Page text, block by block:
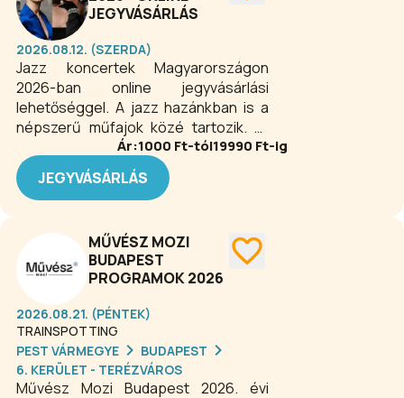
JEGYVÁSÁRLÁS
2026.08.12. (SZERDA)
Jazz koncertek Magyarországon
2026-ban online jegyvásárlási
lehetőséggel. A jazz hazánkban is a
népszerű műfajok közé tartozik. Mi
sem bizonyíthatná ezt jobban, mint a
megannyi koncert és zenei program.
A külföldi és hazai előadók széles
repertoárjából válogathat a műfaj
Vidéken és a fővárosban is több
helyszín kínál színvonalas koncertet.
Ár:1000 Ft-tól19990 Ft-ig
JEGYVÁSÁRLÁS
MŰVÉSZ MOZI
BUDAPEST
PROGRAMOK 2026
2026.08.21. (PÉNTEK)
TRAINSPOTTING
PEST VÁRMEGYE
BUDAPEST
6. KERÜLET - TERÉZVÁROS
Művész Mozi Budapest 2026. évi